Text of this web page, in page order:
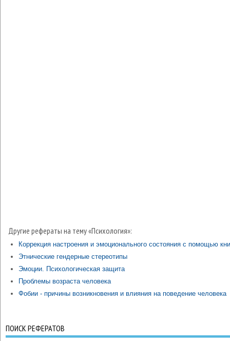
Другие рефераты на тему «Психология»:
Коррекция настроения и эмоционального состояния с помощью
Этнические гендерные стереотипы
Эмоции. Психологическая защита
Проблемы возраста человека
Фобии - причины возникновения и влияния на поведение человека
ПОИСК РЕФЕРАТОВ